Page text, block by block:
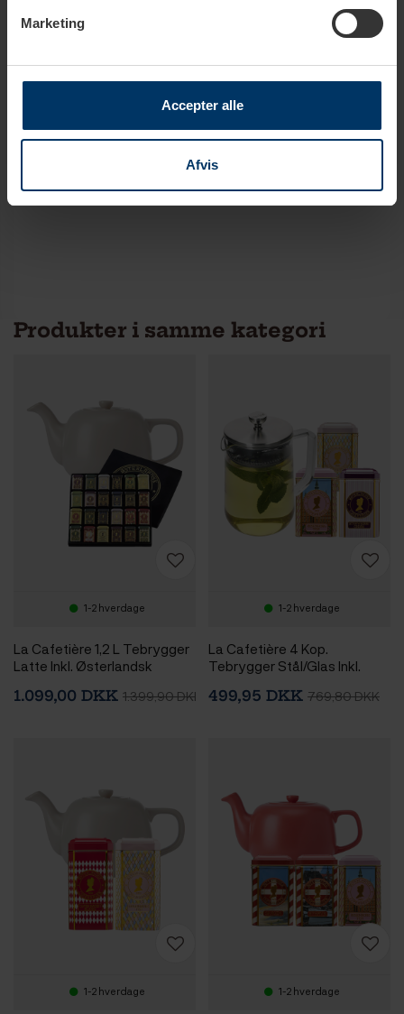
Marketing
Accepter alle
Afvis
1,2 L
Farve Rød
Produkter i samme kategori
1-2 hverdage
La Cafetière 1,2 L Tebrygger
Latte Inkl. Østerlandsk
1.099,00 DKK 1.399,90 DKK
1-2 hverdage
La Cafetière 4 Kop.
Tebrygger Stål/Glas Inkl.
Pyramidetebreve 36 stk
499,95 DKK 769,80 DKK
1-2 hverdage 1-2 hverdage